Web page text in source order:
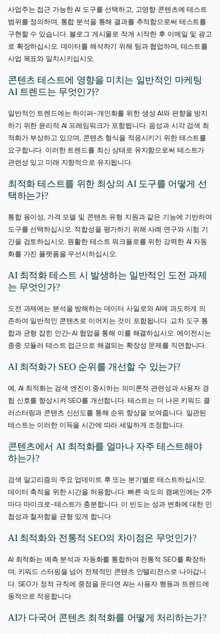
사업주는 접근 가능한 AI 도구를 선택하고, 고영향 콘텐츠에 테스트
범위를 정의하며, 통합 분석을 통해 결과를 추적함으로써 테스트를
구현할 수 있습니다. 블로그 게시물로 작게 시작한 후 이메일 및 광고
로 확장하십시오. 데이터를 해석하기 위해 팀과 협업하며, 테스트를
사업 목표와 일치시키십시오.
콘텐츠 테스트에 영향을 미치는 일반적인 마케팅
AI 트렌드는 무엇인가?
일반적인 트렌드에는 하이퍼-개인화를 위한 생성 AI와 편향을 방지
하기 위한 윤리적 AI 프레임워크가 포함됩니다. 음성과 시각 검색 최
적화가 부상하고 있으며, 콘텐츠 형식을 적응시키기 위한 테스트를
요구합니다. 이러한 트렌드를 최신 상태로 유지함으로써 테스트가
관련성 있고 미래 지향적으로 유지됩니다.
최적화 테스트를 위한 최상의 AI 도구를 어떻게 선
택하는가?
통합 용이성, 가격 모델 및 콘텐츠 유형 지원과 같은 기능에 기반하여
도구를 선택하십시오. 적합성을 평가하기 위해 사례 연구와 시험 기
간을 검토하십시오. 원활한 테스트 워크플로를 위한 강력한 AI 자동
화를 가진 플랫폼을 우선시하십시오.
AI 최적화 테스트 시 발생하는 일반적인 도전 과제
는 무엇인가?
도전 과제에는 분석을 방해하는 데이터 사일로와 AI에 과도하게 의
존하여 일반적인 콘텐츠로 이어지는 것이 포함됩니다. 교차 도구 통
합과 균형 잡힌 인간-AI 협업을 통해 이를 해결하십시오. 에이전시는
종종 모듈러 테스트 접근으로 해결되는 확장성 문제를 직면합니다.
AI 최적화가 SEO 순위를 개선할 수 있는가?
예, AI 최적화는 검색 엔진이 중시하는 의미론적 관련성과 사용자 경
험 신호를 향상시켜 SEO를 개선합니다. 테스트는 더 나은 키워드 클
러스터링과 콘텐츠 신선도를 통해 순위 향상을 보여줍니다. 일관된
테스트는 이러한 이득을 시간에 따라 세밀하게 조정합니다.
콘텐츠에서 AI 최적화를 얼마나 자주 테스트해야
하는가?
검색 알고리즘의 주요 업데이트 후 또는 분기별로 테스트하십시오.
데이터 축적을 위한 시간을 허용합니다. 빠른 속도의 캠페인에는 2주
마다 마이크로-테스트가 충분합니다. 이 빈도는 성과 변화에 대한 민
첩성과 철저함을 균형 있게 합니다.
AI 최적화와 전통적 SEO의 차이점은 무엇인가?
AI 최적화는 예측 분석과 자동화를 통합하여 전통적 SEO를 확장하
며, 키워드 스터핑을 넘어 전체적인 콘텐츠 인텔리전스로 나아갑니
다. SEO가 정적 규칙에 중점을 둔다면 AI는 사용자 행동과 트렌드에
동적으로 적응합니다.
AI가 다국어 콘텐츠 최적화를 어떻게 처리하는가?